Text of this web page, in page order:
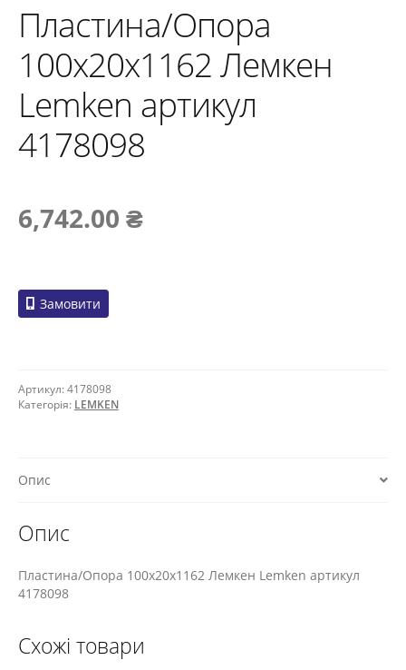
Пластина/Опора
100x20x1162 Лемкен
Lemken артикул
4178098
6,742.00 ₴
Замовити
Артикул:4178098
Категорія: LEMKEN
Опис
Опис
Пластина/Опора 100x20x1162 Лемкен Lemken артикул
4178098
Схожі товари